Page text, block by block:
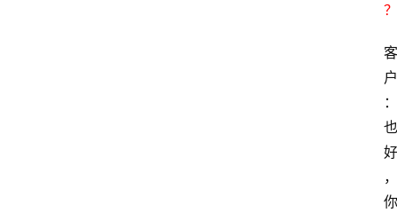
？
客
户
：
也
好
，
你